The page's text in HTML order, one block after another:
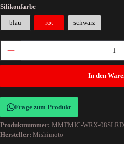
Silikonfarbe
blau rot schwarz
In den
Frage zum Produkt
Produktnummer: MMTMIC-WRX-08SLRD
Hersteller: Mishimoto